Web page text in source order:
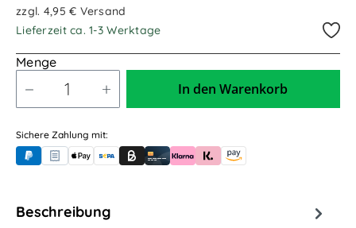
zzgl. 4,95 € Versand
Lieferzeit ca. 1-3 Werktage
Menge
In den Warenkorb
Sichere Zahlung mit:
PayPalRechnungskauf (für Behörden)
Apple PayBanküberweisung (vorab)
Rechnungskauf (Billie)
Kreditkarte
Rechnung oder Ratenkauf (Klarna)
Sofortüberweisung (Klarna)
Amazon Pay
Beschreibung